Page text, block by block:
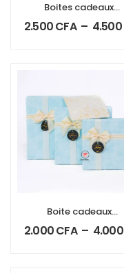
Boites cadeaux
cœur avec
couverture
2.500CFA – 4.500
Boite cadeaux
carré
2.000CFA – 4.000